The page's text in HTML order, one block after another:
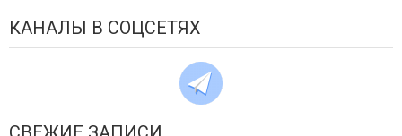
КАНАЛЫ В СОЦСЕТЯХ